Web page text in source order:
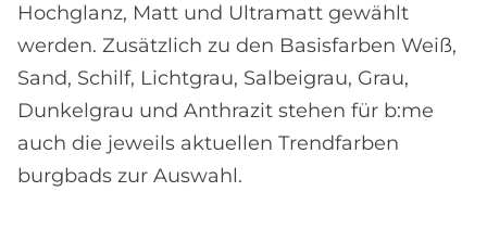
Hochglanz, Matt und Ultramatt gewählt
werden. Zusätzlich zu den Basisfarben Weiß,
Sand, Schilf, Lichtgrau, Salbeigrau, Grau,
Dunkelgrau und Anthrazit stehen für b:me
auch die jeweils aktuellen Trendfarben
burgbads zur Auswahl.